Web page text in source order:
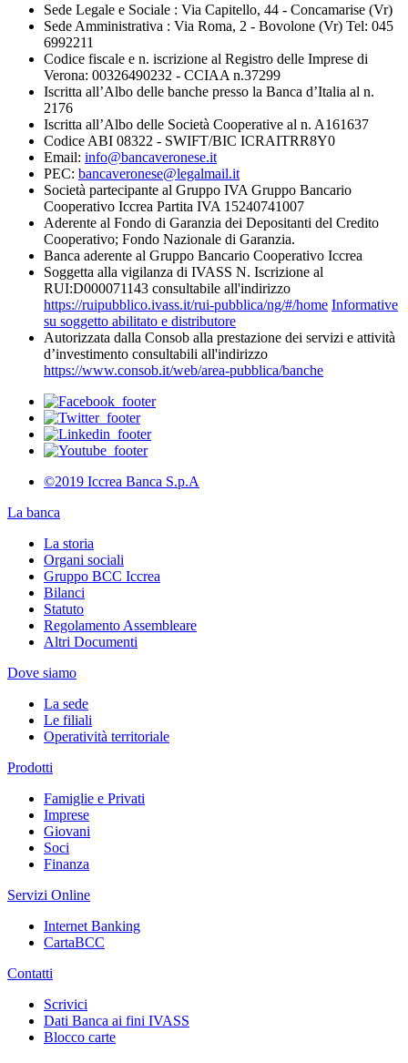
Sede Legale e Sociale : Via Capitello, 44 - Concamarise (Vr)
Sede Amministrativa : Via Roma, 2 - Bovolone (Vr) Tel: 045
6992211
Codice fiscale e n. iscrizione al Registro delle Imprese di
Verona: 00326490232 - CCIAA n.37299
Iscritta all’Albo delle banche presso la Banca d’Italia al n.
2176
Iscritta all’Albo delle Società Cooperative al n. A161637
Codice ABI 08322 - SWIFT/BIC ICRAITRR8Y0
Email: info@bancaveronese.it
PEC: bancaveronese@legalmail.it
Società partecipante al Gruppo IVA Gruppo Bancario
Cooperativo Iccrea Partita IVA 15240741007
Aderente al Fondo di Garanzia dei Depositanti del Credito
Cooperativo; Fondo Nazionale di Garanzia.
Banca aderente al Gruppo Bancario Cooperativo Iccrea
Soggetta alla vigilanza di IVASS N. Iscrizione al
RUI:D000071143 consultabile all'indirizzo
https://ruipubblico.ivass.it/rui-pubblica/ng/#/home Informative
su soggetto abilitato e distributore
Autorizzata dalla Consob alla prestazione dei servizi e attività
d’investimento consultabili all'indirizzo
https://www.consob.it/web/area-pubblica/banche
©2019 Iccrea Banca S.p.A
La banca
La storia
Organi sociali
Gruppo BCC Iccrea
Bilanci
Statuto
Regolamento Assembleare
Altri Documenti
Dove siamo
La sede
Le filiali
Operatività territoriale
Prodotti
Famiglie e Privati
Imprese
Giovani
Soci
Finanza
Servizi Online
Internet Banking
CartaBCC
Contatti
Scrivici
Dati Banca ai fini IVASS
Blocco carte